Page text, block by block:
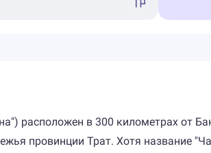
расположен в 300 километрах от
провинции Трат. Хотя название